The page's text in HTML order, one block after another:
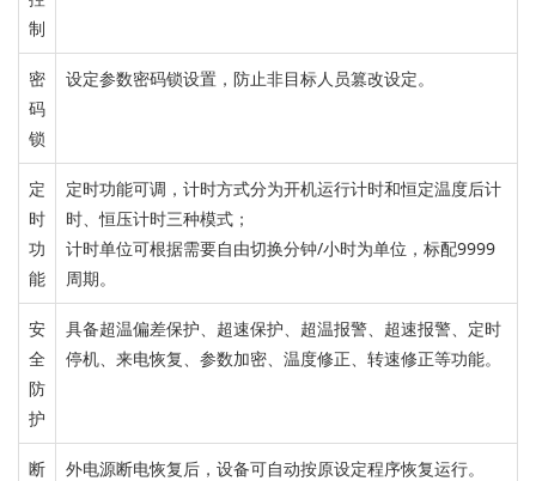
制
密
码
锁
设定参数密码锁设置，防止非目标人员篡改设定。
定
时
功
能
定时功能可调， 计时方式分为开机运行计时和恒定温度后计
时、恒压计时三种模式；
计时单位可根据需要自由切换分钟/小时为单位，标配9999
周期。
安
全
防
护
具备超温偏差保护、超速保护、超温报警、超速报警、定时
停机、来电恢复、参数加密、温度修正、转速修正等功能。
断
外电源断电恢复后， 设备可自动按原设定程序恢复运行。